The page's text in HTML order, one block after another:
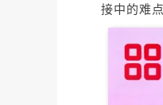
接中的难